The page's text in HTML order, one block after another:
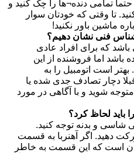
دنده‌¬ها را چک کنید و
که خودتان سوار
باور نکنید!
نشان دهیم؟
برای افراد عادی
فروشنده از این
اتومبیل را به
تصادف جدی شده یا
و با آگاهی در مورد
کرد؟
بدنه توجه کنید.
اگر آهنربا به قسمت
که این قسمت به خاطر